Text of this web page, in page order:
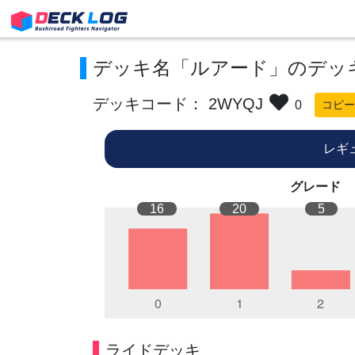
デッキ名「ルアード」のデッ
デッキコード： 2WYQJ 0 コピ
レギ
グレード
16
20 5
ライドデッキ